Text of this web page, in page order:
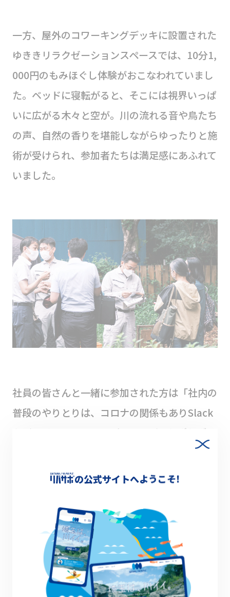
一方、屋外のコワーキングデッキに設置された
ゆききリラクゼーションスペースでは、10分1,
000円のもみほぐし体験がおこなわれていまし
た。ベッドに寝転がると、そこには視界いっぱ
いに広がる木々と空が。川の流れる音や鳥たち
の声、自然の香りを堪能しながらゆったりと施
術が受けられ、参加者たちは満足感にあふれて
いました。
社員の皆さんと一緒に参加された方は「社内の
普段のやりとりは、コロナの関係もありSlack
などのチャットツールがほとんど。わざわざこ
うしたイベントがないと直接顔を見て話す機会
もないので、とても良いきっかけになりまし
生かされていらっしゃいました。
他にも「まちづくりのヒントを探しに来まし
た」「川がとても好きで、色んな川を回って楽
しんでいます」など、さまざまな事業をやられ
の公式サイトへようこそ!